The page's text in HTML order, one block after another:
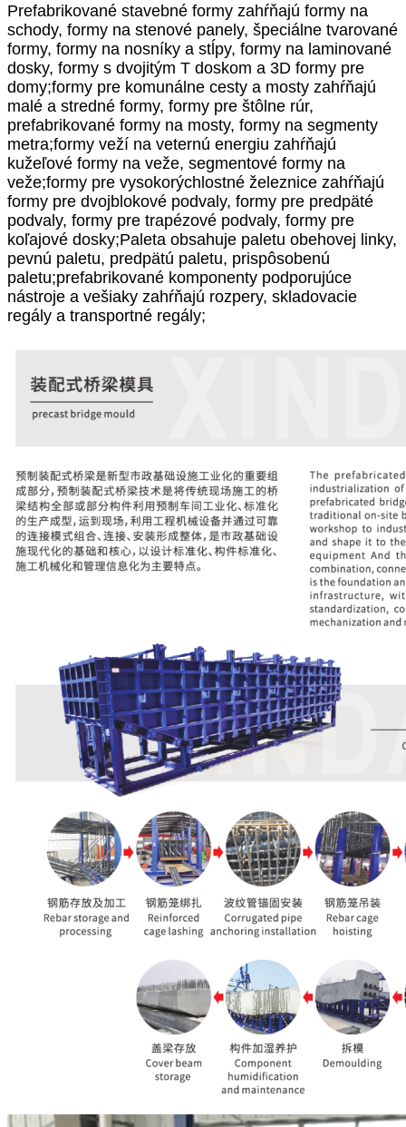
Prefabrikované stavebné formy zahŕňajú formy na
schody, formy na stenové panely, špeciálne tvarované
formy, formy na nosníky a stĺpy, formy na laminované
dosky, formy s dvojitým T doskom a 3D formy pre
domy;formy pre komunálne cesty a mosty zahŕňajú
malé a stredné formy, formy pre štôlne rúr,
prefabrikované formy na mosty, formy na segmenty
metra;formy veží na veternú energiu zahŕňajú
kužeľové formy na veže, segmentové formy na
veže;formy pre vysokorýchlostné železnice zahŕňajú
formy pre dvojblokové podvaly, formy pre predpäté
podvaly, formy pre trapézové podvaly, formy pre
koľajové dosky;Paleta obsahuje paletu obehovej linky,
pevnú paletu, predpätú paletu, prispôsobenú
paletu;prefabrikované komponenty podporujúce
nástroje a vešiaky zahŕňajú rozpery, skladovacie
regály a transportné regály;